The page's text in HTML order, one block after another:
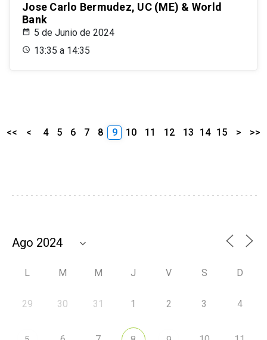
Jose Carlo Bermudez, UC (ME) & World
Bank
5 de Junio de 2024
13:35 a 14:35
<< < 4 5 6 7 8 9 10 11 12 13 14 15 > >>
L M M J V S D
29 30 31 1 2 3 4